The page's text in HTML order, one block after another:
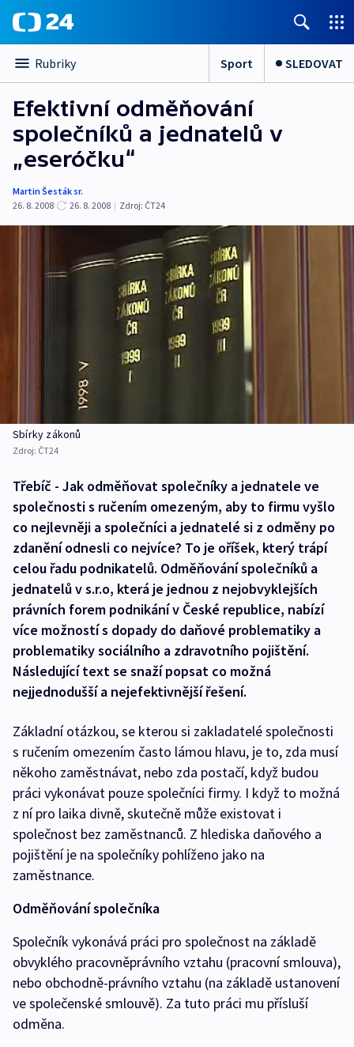
Rubriky Sport SLEDOVAT
Efektivní odměňování
společníků a jednatelů v
„eseróčku“
Martin Šesták sr.
26. 8. 2008
26. 8. 2008 | Zdroj: ČT24
Sbírky zákonů
Zdroj: ČT24
Třebíč - Jak odměňovat společníky a jednatele ve
společnosti s ručením omezeným, aby to firmu vyšlo
co nejlevněji a společníci a jednatelé si z odměny po
zdanění odnesli co nejvíce? To je oříšek, který trápí
celou řadu podnikatelů. Odměňování společníků a
jednatelů v s.r.o, která je jednou z nejobvyklejších
právních forem podnikání v České republice, nabízí
více možností s dopady do daňové problematiky a
problematiky sociálního a zdravotního pojištění.
Následující text se snaží popsat co možná
nejjednodušší a nejefektivnější řešení.
Základní otázkou, se kterou si zakladatelé společnosti
s ručením omezením často lámou hlavu, je to, zda musí
někoho zaměstnávat, nebo zda postačí, když budou
práci vykonávat pouze společníci firmy. I když to možná
z ní pro laika divně, skutečně může existovat i
společnost bez zaměstnanců. Z hlediska daňového a
pojištění je na společníky pohlíženo jako na
zaměstnance.
Odměňování společníka
Společník vykonává práci pro společnost na základě
obvyklého pracovněprávního vztahu (pracovní smlouva),
nebo obchodně-právního vztahu (na základě ustanovení
ve společenské smlouvě). Za tuto práci mu přísluší
odměna.